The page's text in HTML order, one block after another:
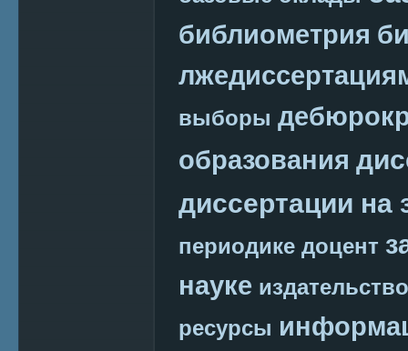
библиометрия
выборы
образования
диссертации на
периодике доцент
науке издательство
ресурсы